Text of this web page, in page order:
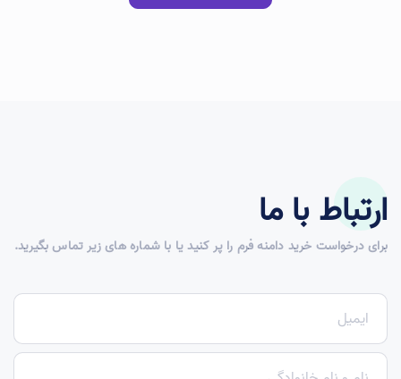
ارتباط با ما
برای درخواست خرید دامنه فرم را پر کنید یا با شماره های زیر تماس بگیرید.